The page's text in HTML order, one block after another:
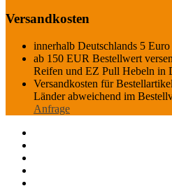
Versandkosten
innerhalb Deutschlands 5 Euro
ab 150 EUR Bestellwert
Reifen und EZ Pull Hebeln in
Versandkosten für
Länder abweichend im
Anfrage